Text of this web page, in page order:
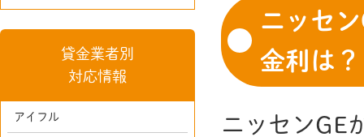
ニッセ
金利は？
ニッセンGE
貸金業者別
対応情報
アイフル